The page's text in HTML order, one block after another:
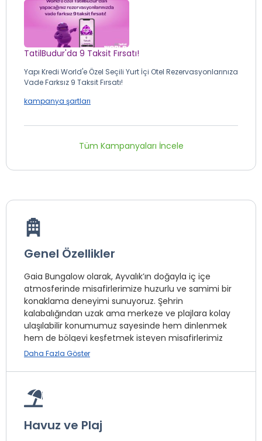
TatilBudur'da 9 Taksit Fırsatı!
Yapı Kredi World'e Özel Seçili Yurt İçi Otel Rezervasyonlarınıza
Vade Farksız 9 Taksit Fırsatı!
kampanya şartları
Tüm Kampanyaları İncele
Genel Özellikler
Gaia Bungalow olarak, Ayvalık’ın doğayla iç içe
atmosferinde misafirlerimize huzurlu ve samimi bir
konaklama deneyimi sunuyoruz. Şehrin
kalabalığından uzak ama merkeze ve plajlara kolay
ulaşılabilir konumumuz sayesinde hem dinlenmek
hem de bölgeyi keşfetmek isteyen misafirlerimiz
için ideal bir ortam sağlıyoruz. Özenle tasarlanmış
getirirken, bahçemizde kuş sesleri eşliğinde
kahvaltınızı yapabilir, akşamları Ege esintisiyle keyifli
vakit geçirebilirsiniz. Doğal dokuyu koruyan
kendinizi evinizde hissedeceğiniz özel bir tatil
Daha Fazla Göster
Havuz ve Plaj